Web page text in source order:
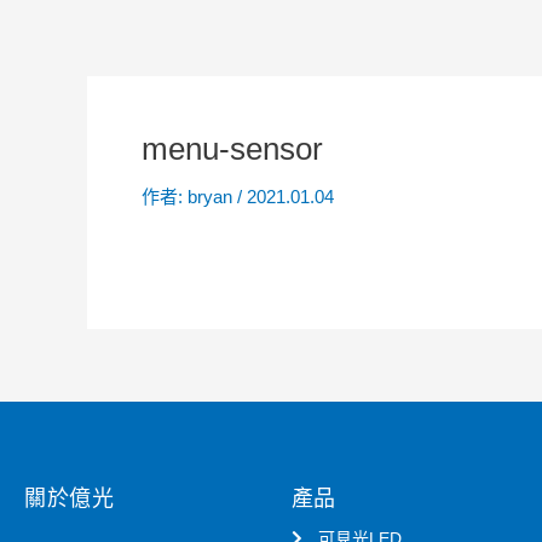
menu-sensor
作者: bryan / 2021.01.04
關於億光 產品